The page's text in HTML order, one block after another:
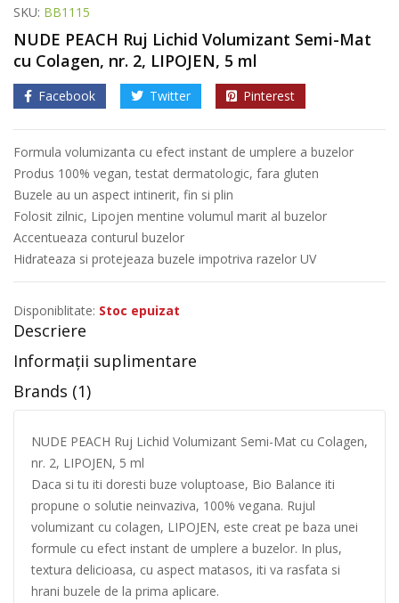
SKU: BB1115
NUDE PEACH Ruj Lichid Volumizant Semi-Mat
cu Colagen, nr. 2, LIPOJEN, 5 ml
Facebook Twitter Pinterest
Formula volumizanta cu efect instant de umplere a buzelor
Produs 100% vegan, testat dermatologic, fara gluten
Buzele au un aspect intinerit, fin si plin
Folosit zilnic, Lipojen mentine volumul marit al buzelor
Accentueaza conturul buzelor
Hidrateaza si protejeaza buzele impotriva razelor UV
Disponiblitate: Stoc epuizat
Descriere
Informații suplimentare
Brands (1)
NUDE PEACH Ruj Lichid Volumizant Semi-Mat cu Colagen,
nr. 2, LIPOJEN, 5 ml
Daca si tu iti doresti buze voluptoase, Bio Balance iti
propune o solutie neinvaziva, 100% vegana. Rujul
volumizant cu colagen, LIPOJEN, este creat pe baza unei
formule cu efect instant de umplere a buzelor. In plus,
textura delicioasa, cu aspect matasos, iti va rasfata si
hrani buzele de la prima aplicare.